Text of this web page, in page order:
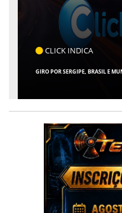
CLICK INDICA
GIRO POR SERGIPE, BRASIL E